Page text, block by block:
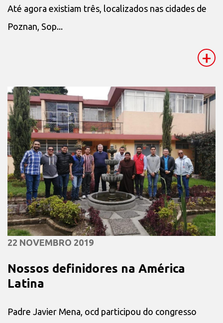
Até agora existiam três, localizados nas cidades de
Poznan, Sop...
+
22 NOVEMBRO 2019
Nossos definidores na América
Latina
Padre Javier Mena, ocd participou do congresso